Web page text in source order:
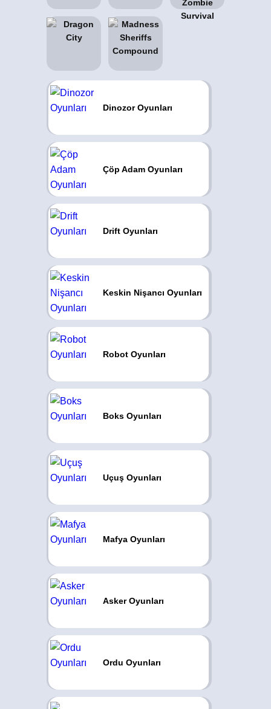
Dinozor Oyunları
Çöp Adam Oyunları
Drift Oyunları
Keskin Nişancı Oyunları
Robot Oyunları
Boks Oyunları
Uçuş Oyunları
Mafya Oyunları
Asker Oyunları
Ordu Oyunları